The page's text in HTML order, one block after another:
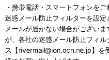
・携帯電話・スマートフォンを
迷惑メール防止フィルターを設
メールが届かない場合がござい
が、各社の迷惑メール防止フィ
ス【rivermail@ion.ocn.ne.jp】を